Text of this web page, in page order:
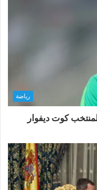
رياضة
كوت ديفوار